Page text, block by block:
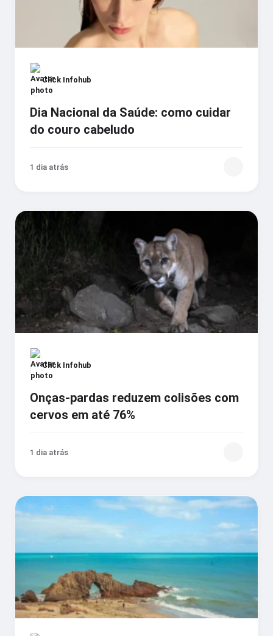
Click Infohub
Dia Nacional da Saúde: como cuidar
do couro cabeludo
1 dia atrás
Click Infohub
Onças-pardas reduzem colisões com
cervos em até 76%
1 dia atrás